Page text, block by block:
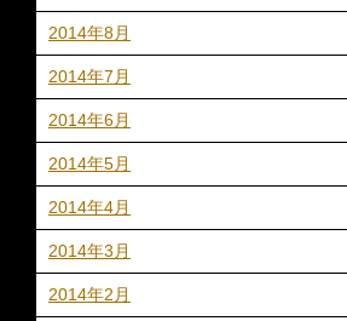
2014年8月
2014年7月
2014年6月
2014年5月
2014年4月
2014年3月
2014年2月